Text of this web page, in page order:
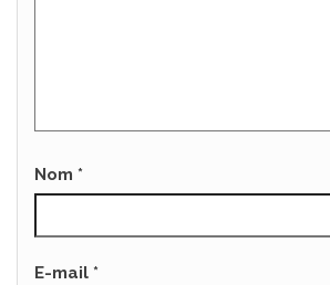
Nom *
E-mail *